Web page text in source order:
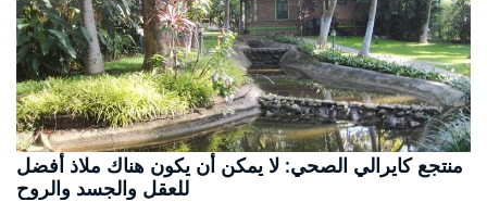
منتجع كايرالي الصحي: لا يمكن أن يكون هناك ملاذ أفضل
للعقل والجسد والروح